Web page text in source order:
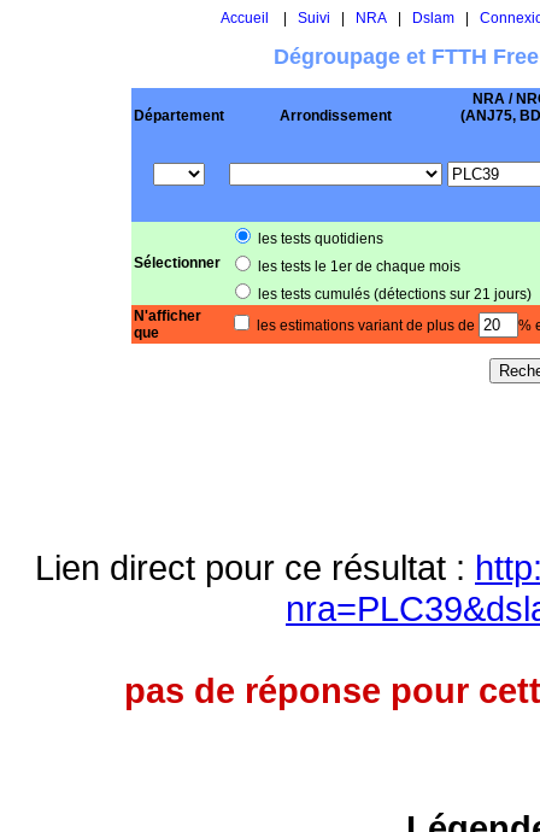
Accueil Suivi NRA| Dslam|
Dégroupage et FTTH
Département Arrondissement
NRA /
(ANJ75,
Sélectionner
les tests quotidiens
les tests le 1er de chaque mois
les tests cumulés (détections sur 21 jours)
N'afficher
que
les estimations variant de plus de %
Lien direct pour ce résultat :
pas de réponse pour